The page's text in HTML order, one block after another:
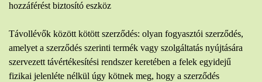
hozzáférést biztosító eszköz
Távollévők között kötött szerződés: olyan fogyasztói szerződés,
amelyet a szerződés szerinti termék vagy szolgáltatás nyújtására
szervezett távértékesítési rendszer keretében a felek egyidejű
fizikai jelenléte nélkül úgy kötnek meg, hogy a szerződés